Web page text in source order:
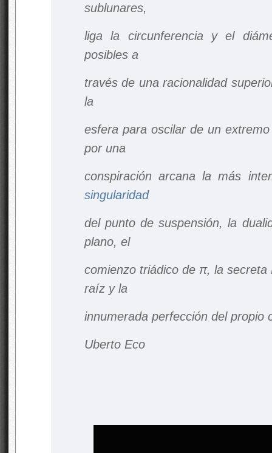
sublunares,
liga la circunferencia y el
posibles a
través de una racionalidad
la
esfera para oscilar de un
por una
conspiración arcanala más
singularidad
del punto de suspensión, la
plano, el
comienzo triádico de π, la
raíz y la
innumerada perfección del propio
Uberto Eco